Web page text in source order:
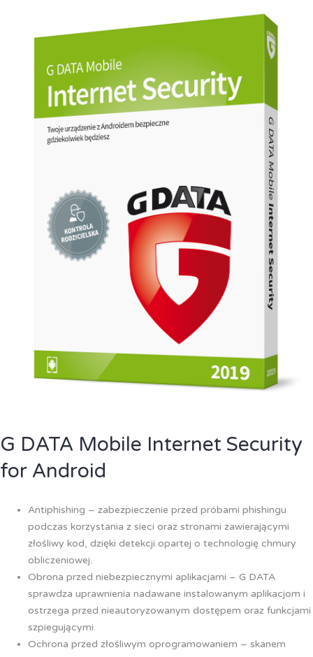
G DATA Mobile Internet Security
for Android
Antiphishing – zabezpieczenie przed próbami phishingu
podczas korzystania z sieci oraz stronami zawierającymi
złośliwy kod, dzięki detekcji opartej o technologię chmury
obliczeniowej.
Obrona przed niebezpiecznymi aplikacjami – G DATA
sprawdza uprawnienia nadawane instalowanym aplikacjom i
ostrzega przed nieautoryzowanym dostępem oraz funkcjami
szpiegującymi.
Ochrona przed złośliwym oprogramowaniem – skanem